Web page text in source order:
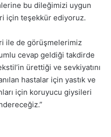
bu dileğimizi uygun
için teşekkür ediyoruz.
ile de görüşmelerimiz
cevap geldiği takdirde
ürettiği ve sevkiyatını
hastalar için yastık ve
için koruyucu giysileri